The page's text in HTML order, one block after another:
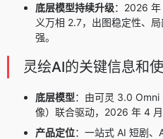
底层模型持续升级：2026
义万相 2.7，出图稳定性、
强。
灵绘AI的关键信息和
底层模型：由可灵 3.0 Omni
像）联合驱动，2026 年 4 月
产品定位：一站式 AI 短剧、